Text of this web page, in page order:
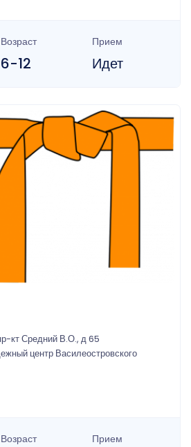
Возраст
6-12
Прием
Идет
кт Средний В.О., д 65
центр Василеостровского
Возраст Прием